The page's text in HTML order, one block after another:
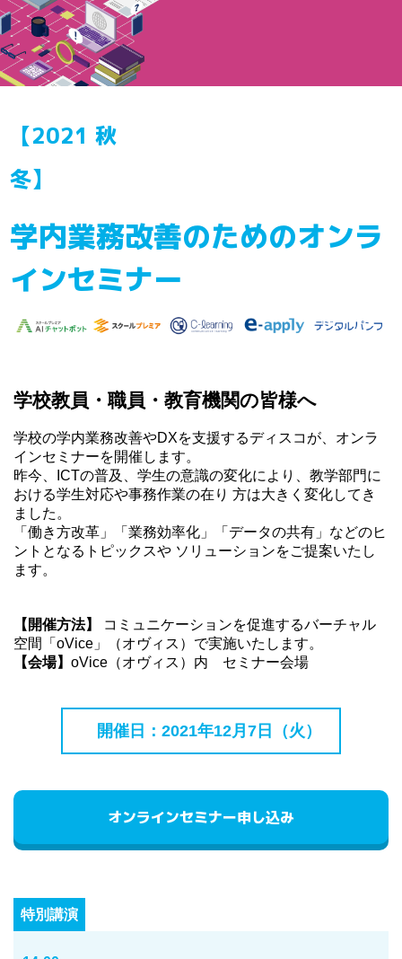
【2021 秋
冬】
学内業務改善のためのオンラ
インセミナー
学校教員・職員・教育機関の皆様へ
学校の学内業務改善やDXを支援するディスコが、オンラ
インセミナーを開催します。
昨今、ICTの普及、学生の意識の変化により、教学部門に
おける学生対応や事務作業の在り 方は大きく変化してき
ました。
「働き方改革」「業務効率化」「データの共有」などのヒ
ントとなるトピックスや ソリューションをご提案いたし
ます。
【開催方法】
コミュニケーションを促進するバーチャル
空間「oVice」（オヴィス）で実施いたします。
【会場】 oVice（オヴィス）内 セミナー会場
開催日：2021年12月7日（火）
オンラインセミナー申し込み
特別講演